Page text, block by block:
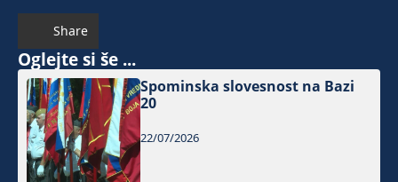
Share
Oglejte si še ...
Spominska slovesnost na Bazi
20
22/07/2026